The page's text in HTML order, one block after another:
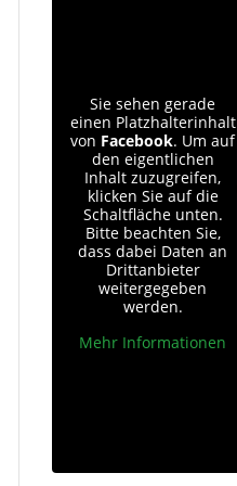
Sie sehen gerade
einen Platzhalterinhalt
von Facebook. Um auf
den eigentlichen
Inhalt zuzugreifen,
klicken Sie auf die
Schaltfläche unten.
Bitte beachten Sie,
dass dabei Daten an
Drittanbieter
weitergegeben
werden.
Mehr Informationen